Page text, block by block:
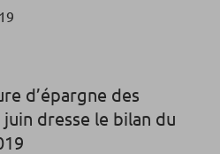
d’épargne des
dresse le bilan du